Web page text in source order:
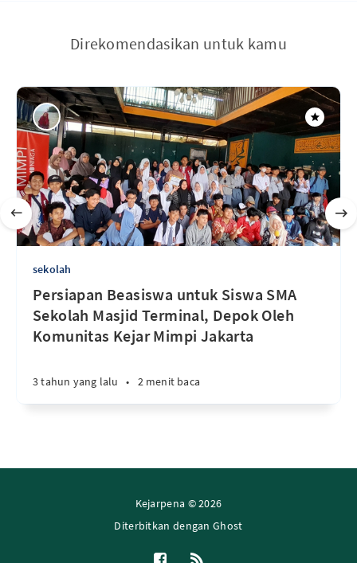
Direkomendasikan untuk kamu
sekolah
Persiapan Beasiswa untuk Siswa SMA
Sekolah Masjid Terminal, Depok Oleh
Komunitas Kejar Mimpi Jakarta
3 tahun yang lalu • 2 menit baca
Kejarpena © 2026
Diterbitkan denganGhost